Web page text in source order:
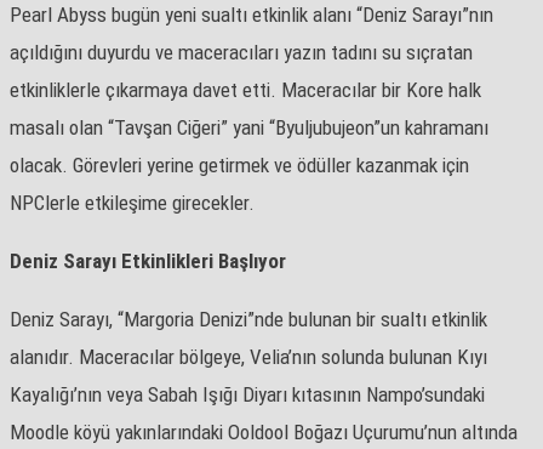
Pearl Abyss bugün yeni sualtı etkinlik alanı “Deniz Sarayı”nın
açıldığını duyurdu ve maceracıları yazın tadını su sıçratan
etkinliklerle çıkarmaya davet etti. Maceracılar bir Kore halk
masalı olan “Tavşan Ciğeri” yani “Byuljubujeon”un kahramanı
olacak. Görevleri yerine getirmek ve ödüller kazanmak için
NPClerle etkileşime girecekler.
Deniz Sarayı Etkinlikleri Başlıyor
Deniz Sarayı, “Margoria Denizi”nde bulunan bir sualtı etkinlik
alanıdır. Maceracılar bölgeye, Velia’nın solunda bulunan Kıyı
Kayalığı’nın veya Sabah Işığı Diyarı kıtasının Nampo’sundaki
Moodle köyü yakınlarındaki Ooldool Boğazı Uçurumu’nun altında